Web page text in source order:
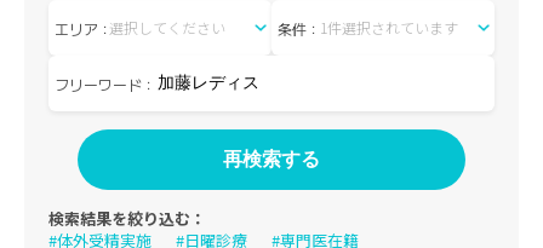
エリア：選択してください 条件： 1件選択されています
フリーワード：
検索結果を絞り込む：
#体外受精実施
#日曜診療 #専門医在籍